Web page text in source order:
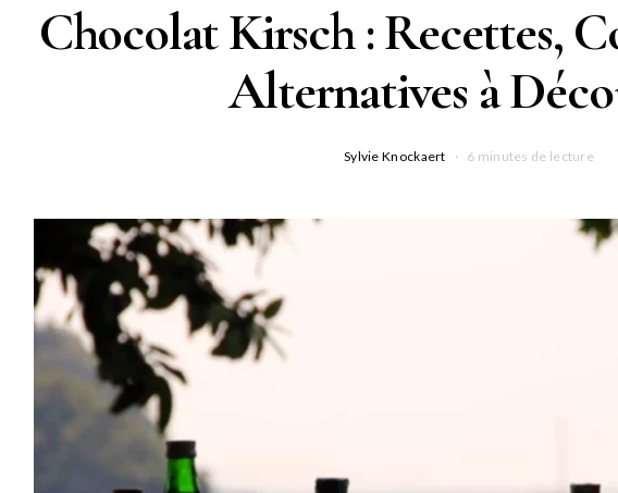
Chocolat Kirsch : Recettes,
Alternatives à
Sylvie Knockaert 6 minutes de lecture